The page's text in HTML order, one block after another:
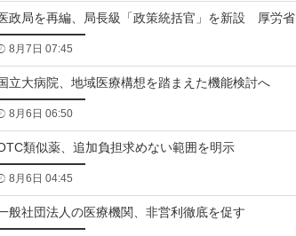
政局を再編、局長級「政策統括官」を新設 厚労省
8月7日 07:45
立大病院、地域医療構想を踏まえた機能検討へ
8月6日 06:50
類似薬、追加負担求めない範囲を明示
8月6日 04:45
般社団法人の医療機関、非営利徹底を促す